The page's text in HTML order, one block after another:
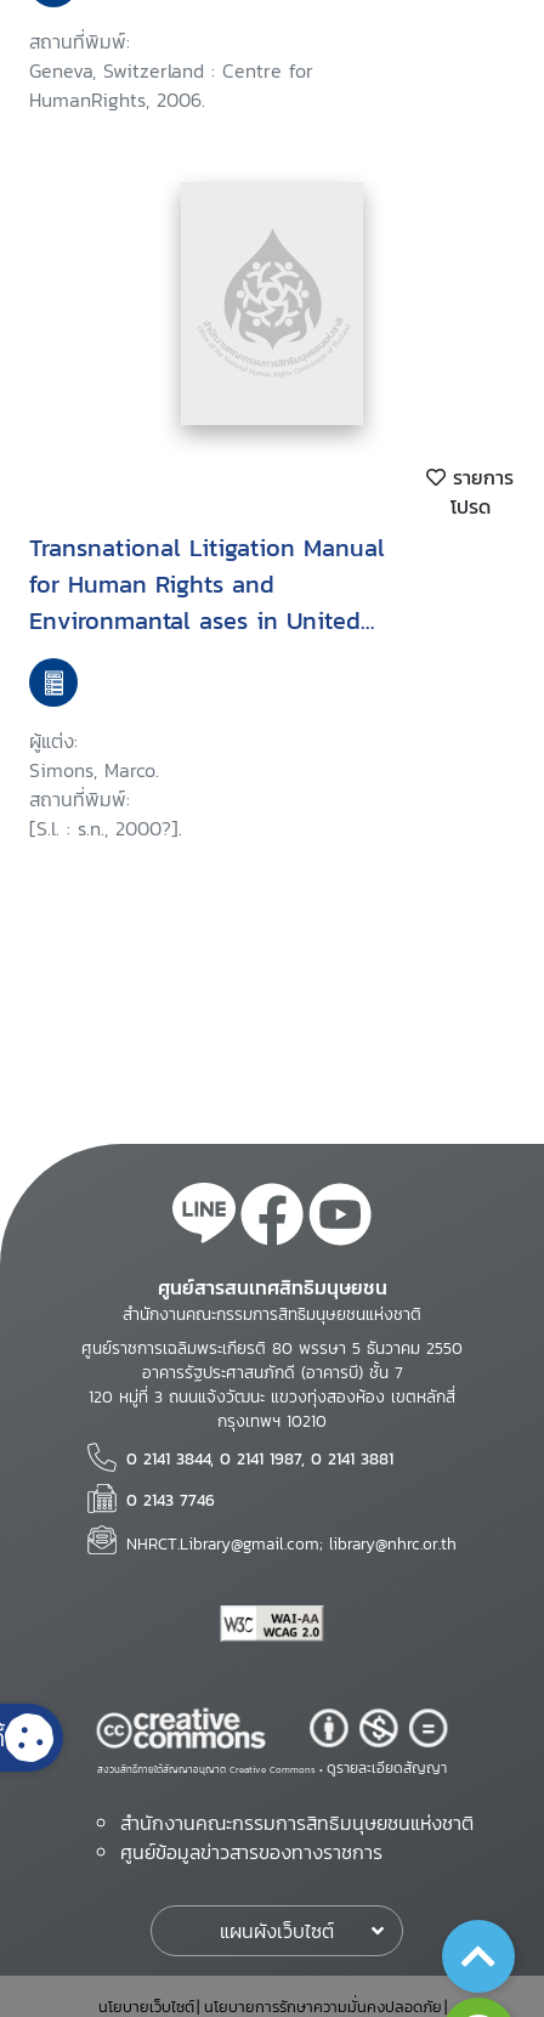
สถานที่พิมพ์:
Geneva, Switzerland : Centre for
HumanRights, 2006.
รายการ
โปรด
Transnational Litigation Manual
for Human Rights and
Environmantal ases in United
States Courts
ผู้แต่ง:
Simons, Marco.
สถานที่พิมพ์:
[S.l. : s.n., 2000?].
ศูนย์สารสนเทศสิทธิมนุษยชน
สำนักงานคณะกรรมการสิทธิมนุษยชนแห่งชาติ
ศูนย์ราชการเฉลิมพระเกียรติ 80 พรรษา 5 ธันวาคม 2550
อาคารรัฐประศาสนภักดี (อาคารบี) ชั้น 7
120 หมู่ที่ 3 ถนนแจ้งวัฒนะ แขวงทุ่งสองห้อง เขตหลักสี่
กรุงเทพฯ 10210
0 2141 3844, 0 2141 1987, 0 2141 3881
0 2143 7746
NHRCT.Library@gmail.com; library@nhrc.or.th
สงวนสิทธิ์ภายใต้สัญญาอนุญาต Creative Commons • ดูรายละเอียดสัญญา
สำนักงานคณะกรรมการสิทธิมนุษยชนแห่งชาติ
ศูนย์ข้อมูลข่าวสารของทางราชการ
แผนผังเว็บไซต์
นโยบายเว็บไซต์ นโยบายการรักษาความมั่นคงปลอดภัย